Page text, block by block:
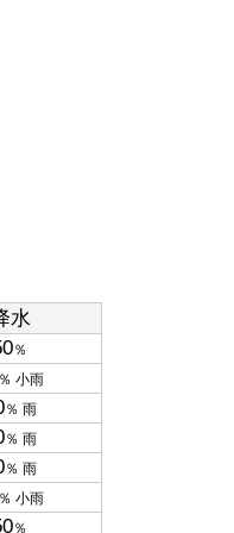
水
％
小雨
％ 雨
％ 雨
％ 雨
小雨
％